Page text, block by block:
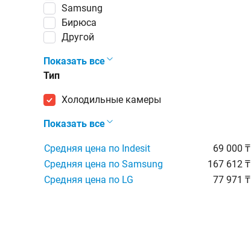
Samsung
Бирюса
Другой
Показать все
Тип
холодильные камеры
Показать все
Средняя цена по Indesit
69 000 ₸
Средняя цена по Samsung
167 612 ₸
Средняя цена по LG
77 971 ₸